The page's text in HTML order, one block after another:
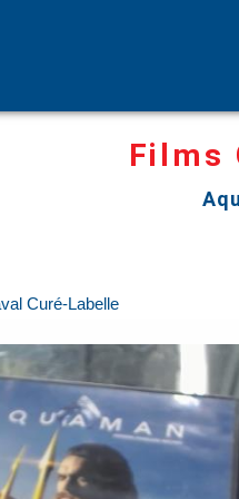
Films
Curé-Labelle